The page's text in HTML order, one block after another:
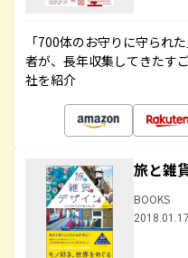
「700体のお守りに守られ
者が、長年収集してきたす
社を紹介
旅と雑
BOOKS